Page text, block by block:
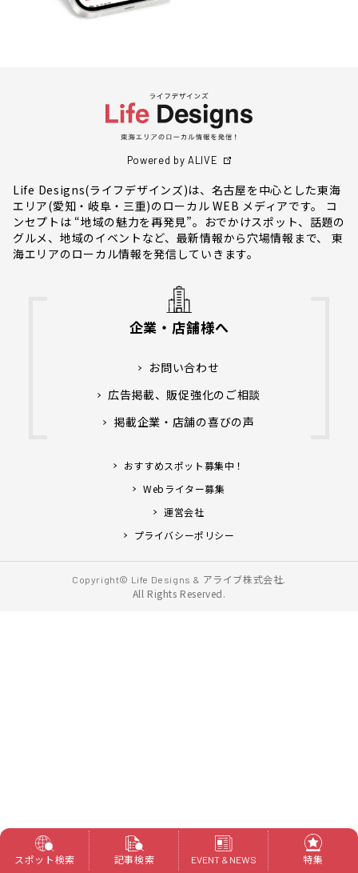
Powered by ALIVE
Life Designs(ライフデザインズ)は、名古屋を中心とした東海
エリア(愛知・岐阜・三重)のローカル WEB メディアです。 コ
ンセプトは “地域の魅力を再発見”。おでかけスポット、話題の
グルメ、地域のイベントなど、最新情報から穴場情報まで、 東
海エリアのローカル情報を発信していきます。
企業・店舗様へ
お問い合わせ
広告掲載、販促強化のご相談
掲載企業・店舗の喜びの声
おすすめスポット募集中！
Webライター募集
運営会社
プライバシーポリシー
Copyright© Life Designs & アライブ株式会社.
All Rights Reserved.
スポット検索 記事検索 EVENT & NEWS 特集